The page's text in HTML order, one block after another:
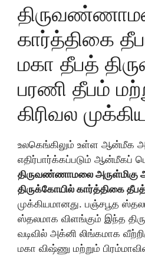
கார்த்திகை
மகா தீபத்
பரணி தீபம்
கிரிவல
உலகெங்கிலும் உள்ள ஆன்மீக
எதிர்பார்க்கப்படும் ஆன்மீகப்
திருவண்ணாமலை அருள்மிகு
திருக்கோயில் கார்த்திகை தீபத்
முக்கியமானது. பஞ்சபூத
ஸ்தலமாக விளங்கும் இந்த
வடிவில் அக்னி லிங்கமாக
மகா விஷ்ணு மற்றும்